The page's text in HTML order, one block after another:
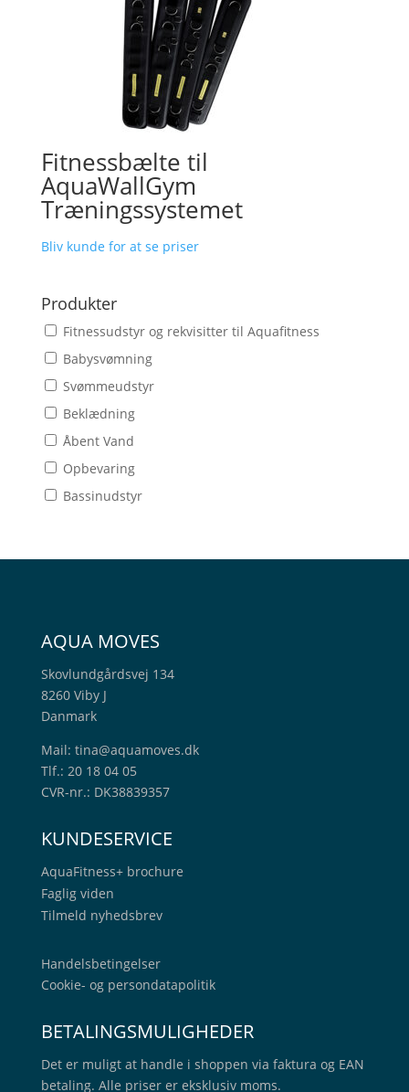
Fitnessbælte til
AquaWallGym
Træningssystemet
Bliv kunde for at se priser
Produkter
Fitnessudstyr og rekvisitter til Aquafitness
Babysvømning
Svømmeudstyr
Beklædning
Åbent Vand
Opbevaring
Bassinudstyr
AQUA MOVES
Skovlundgårdsvej 134
8260 Viby J
Danmark
Mail: tina@aquamoves.dk
Tlf.: 20 18 04 05
CVR-nr.: DK38839357
KUNDESERVICE
AquaFitness+ brochure
Faglig viden
Tilmeld nyhedsbrev
Handelsbetingelser
Cookie- og persondatapolitik
BETALINGSMULIGHEDER
Det er muligt at handle i shoppen via faktura og EAN
betaling. Alle priser er eksklusiv moms.